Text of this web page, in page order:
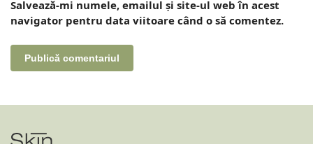
Salvează-mi numele, emailul și site-ul web în acest
navigator pentru data viitoare când o să comentez.